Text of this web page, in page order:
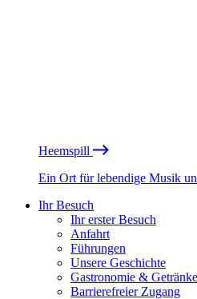
Heemspill
Ein Ort für lebendige Musik
Ihr Besuch
Ihr erster Besuch
Anfahrt
Führungen
Unsere Geschichte
Gastronomie & Getränke
Barrierefreier Zugang